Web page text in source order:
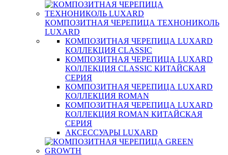
КОМПОЗИТНАЯ ЧЕРЕПИЦА ТЕХНОНИКОЛЬ
LUXARD
КОМПОЗИТНАЯ ЧЕРЕПИЦА LUXARD
КОЛЛЕКЦИЯ CLASSIC
КОМПОЗИТНАЯ ЧЕРЕПИЦА LUXARD
КОЛЛЕКЦИЯ CLASSIC КИТАЙСКАЯ
СЕРИЯ
КОМПОЗИТНАЯ ЧЕРЕПИЦА LUXARD
КОЛЛЕКЦИЯ ROMAN
КОМПОЗИТНАЯ ЧЕРЕПИЦА LUXARD
КОЛЛЕКЦИЯ ROMAN КИТАЙСКАЯ
СЕРИЯ
АКСЕССУАРЫ LUXARD